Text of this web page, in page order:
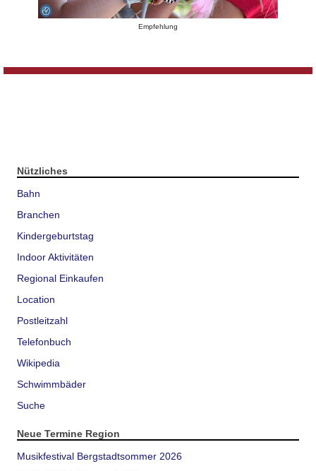
Empfehlung
Nützliches
Bahn
Branchen
Kindergeburtstag
Indoor Aktivitäten
Regional Einkaufen
Location
Postleitzahl
Telefonbuch
Wikipedia
Schwimmbäder
Suche
Neue Termine Region
Musikfestival Bergstadtsommer 2026